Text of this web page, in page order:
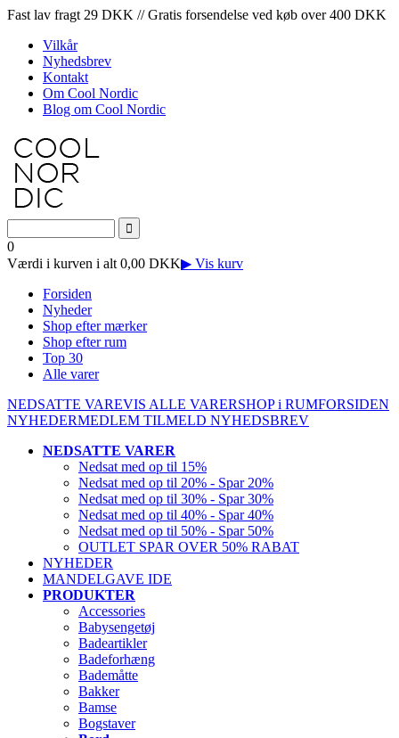
Fast lav fragt 29 DKK // Gratis forsendelse ved køb over 400 DKK
Vilkår
Nyhedsbrev
Kontakt
Om Cool Nordic
Blog om Cool Nordic
0
Værdi i kurven i alt 0,00 DKK▶ Vis kurv
Forsiden
Nyheder
Shop efter mærker
Shop efter rum
Top 30
Alle varer
NEDSATTE VAREVIS ALLE VARERSHOP i RUMFORSIDEN
NYHEDERMEDLEM TILMELD NYHEDSBREV
NEDSATTE VARER
Nedsat med op til 15%
Nedsat med op til 20% - Spar 20%
Nedsat med op til 30% - Spar 30%
Nedsat med op til 40% - Spar 40%
Nedsat med op til 50% - Spar 50%
OUTLET SPAR OVER 50% RABAT
NYHEDER
MANDELGAVE IDE
PRODUKTER
Accessories
Babysengetøj
Badeartikler
Badeforhæng
Bademåtte
Bakker
Bamse
Bogstaver